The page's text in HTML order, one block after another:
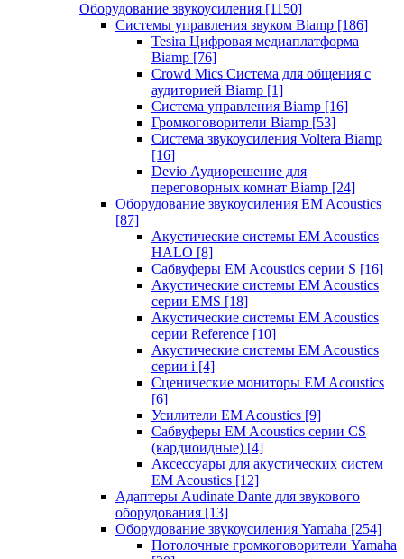
Оборудование звукоусиления [1150]
Системы управления звуком Biamp [186]
Tesira Цифровая медиаплатформа
Biamp [76]
Crowd Mics Система для общения с
аудиторией Biamp [1]
Система управления Biamp [16]
Громкоговорители Biamp [53]
Система звукоусиления Voltera Biamp
[16]
Devio Аудиорешение для
переговорных комнат Biamp [24]
Оборудование звукоусиления EM Acoustics
[87]
Акустические системы EM Acoustics
HALO [8]
Сабвуферы EM Acoustics серии S [16]
Акустические системы EM Acoustics
серии EMS [18]
Акустические системы EM Acoustics
серии Reference [10]
Акустические системы EM Acoustics
серии i [4]
Сценические мониторы EM Acoustics
[6]
Усилители EM Acoustics [9]
Сабвуферы EM Acoustics серии CS
(кардиоидные) [4]
Аксессуары для акустических систем
EM Acoustics [12]
Адаптеры Audinate Dante для звукового
оборудования [13]
Оборудование звукоусиления Yamaha [254]
Потолочные громкоговорители Yamaha